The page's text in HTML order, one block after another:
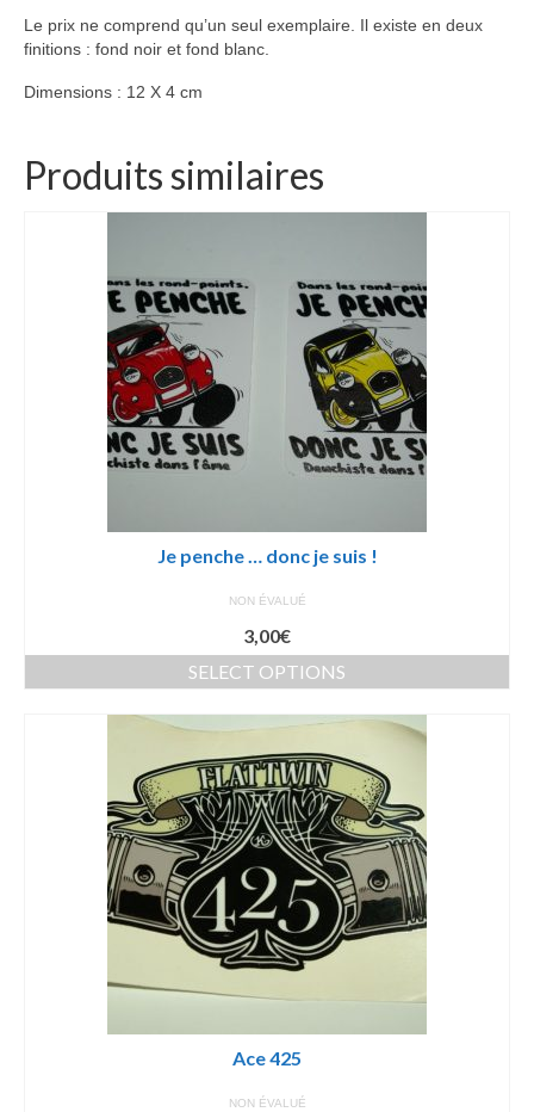
Le prix ne comprend qu’un seul exemplaire. Il existe en deux
finitions : fond noir et fond blanc.
Dimensions : 12 X 4 cm
Produits similaires
Je penche … donc je suis !
NON ÉVALUÉ
3,00€
SELECT OPTIONS
Ace 425
NON ÉVALUÉ